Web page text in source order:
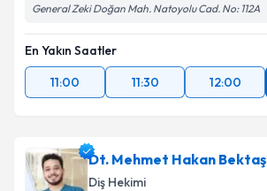
General Zeki Doğan Mah. Natoyolu Cad. No: 112A
En Yakın Saatler
11:00
11:30 12:00
Dt. Mehmet Hakan Bektaş
Diş Hekimi